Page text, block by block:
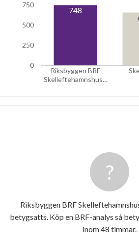
Riksbyggen BRF
Skelleftehamnshus…
0
250
500
750
748
Riksbyggen BRF
betygsatts. Köp en BRF-analys så
inom 48 timmar.